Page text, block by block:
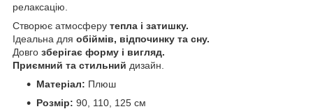
релаксацію.
Створює атмосферу тепла і затишку.
Ідеальна для обіймів, відпочинку та сну.
Довго зберігає форму і вигляд.
Приємний та стильний дизайн.
Матеріал: Плюш
Розмір: 90, 110, 125 см